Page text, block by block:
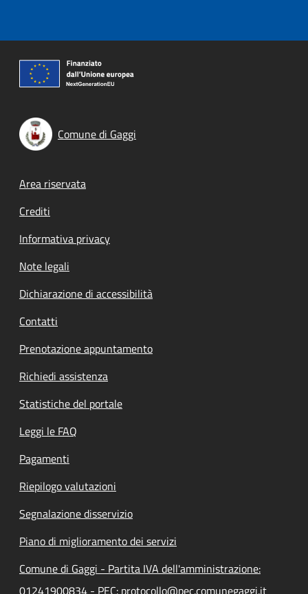
Comune di Gaggi
Footer menu
Area riservata
Crediti
Informativa privacy
Note legali
Dichiarazione di accessibilità
Contatti
Prenotazione appuntamento
Richiedi assistenza
Statistiche del portale
Leggi le FAQ
Pagamenti
Riepilogo valutazioni
Segnalazione disservizio
Piano di miglioramento dei servizi
Comune di Gaggi - Partita IVA dell'amministrazione:
01241900834 - PEC: protocollo@pec.comunegaggi.it